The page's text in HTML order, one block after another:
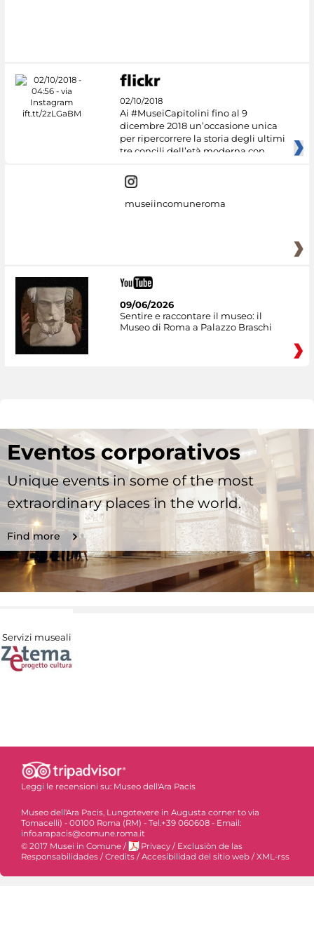
02/10/2018
Ai #MuseiCapitolini fino al 9
dicembre 2018 un’occasione unica
per ripercorrere la storia degli ultimi
tre concili dell’età moderna con
museiincomuneroma
09/06/2026
Sentire e raccontare il museo: il
Museo di Roma a Palazzo Braschi
Eventos corporativos
Unique events in some of the most
extraordinary places in the world.
Find more
Servizi museali
Leggi le recensioni su: Museo dell'Ara Pacis
Museo dell'Ara Pacis, Lungotevere in Augusta corner to via
Tomacelli) - 00100 Roma (RM) - Tel.+39 060608 - Email:
info.arapacis@comune.roma.it
© 2017 Musei in Comune / Privacy / Exclusiòn de las
Responsabilidades / Credits / Accesibilidad del sitio web / XML-rss